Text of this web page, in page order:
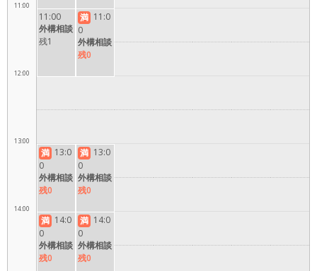
11:00
12:00
13:00
14:00
11:00
外構相談
残1
満 13:0
0
外構相談
残0
満 14:0
0
外構相談
残0
満 11:0
0
外構相談
残0
満 13:0
0
外構相談
残0
満 14:0
0
外構相談
残0